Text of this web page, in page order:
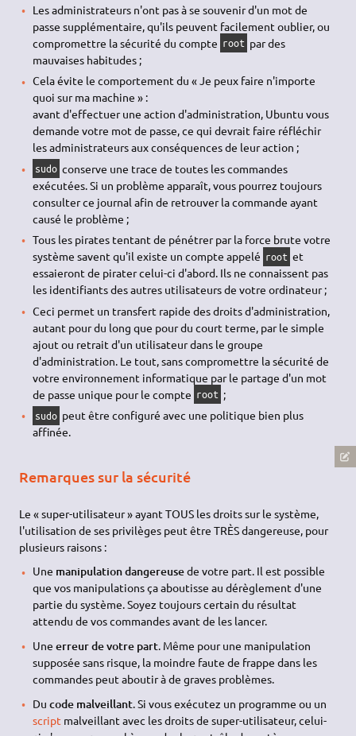
Les administrateurs n'ont pas à se souvenir d'un mot de
passe supplémentaire, qu'ils peuvent facilement oublier, ou
compromettre la sécurité du compte root par des
mauvaises habitudes ;
Cela évite le comportement du « Je peux faire n'importe
quoi sur ma machine » :
avant d'effectuer une action d'administration, Ubuntu vous
demande votre mot de passe, ce qui devrait faire réfléchir
les administrateurs aux conséquences de leur action ;
sudo conserve une trace de toutes les commandes
exécutées. Si un problème apparaît, vous pourrez toujours
consulter ce journal afin de retrouver la commande ayant
causé le problème ;
Tous les pirates tentant de pénétrer par la force brute votre
système savent qu'il existe un compte appelé root et
essaieront de pirater celui-ci d'abord. Ils ne connaissent pas
les identifiants des autres utilisateurs de votre ordinateur ;
Ceci permet un transfert rapide des droits d'administration,
autant pour du long que pour du court terme, par le simple
ajout ou retrait d'un utilisateur dans le groupe
d'administration. Le tout, sans compromettre la sécurité de
votre environnement informatique par le partage d'un mot
de passe unique pour le compte root ;
sudo peut être configuré avec une politique bien plus
affinée.
Remarques sur la sécurité
Le « super-utilisateur » ayant TOUS les droits sur le système,
l'utilisation de ses privilèges peut être TRÈS dangereuse, pour
plusieurs raisons :
Une manipulation dangereusede votre part. Il est possible
que vos manipulations ça aboutisse au dérèglement d'une
partie du système. Soyez toujours certain du résultat
attendu de vos commandes avant de les lancer.
Une erreur de votre part. Même pour une manipulation
supposée sans risque, la moindre faute de frappe dans les
commandes peut aboutir à de graves problèmes.
Du code malveillant. Si vous exécutez un programme ou un
script malveillant avec les droits de super-utilisateur, celui-